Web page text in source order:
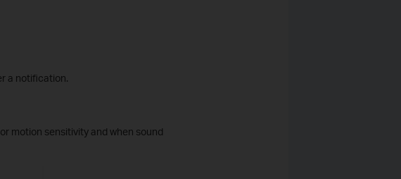
a notification.
motion sensitivity and when sound